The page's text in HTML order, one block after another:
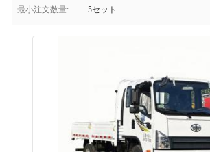
最小注文数量:
5セット